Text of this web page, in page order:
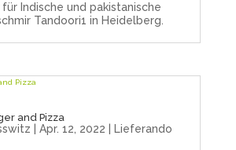
Indische und pakistanische
Tandoori1 in Heidelberg.
and Pizza
Apr. 12, 2022 Lieferando